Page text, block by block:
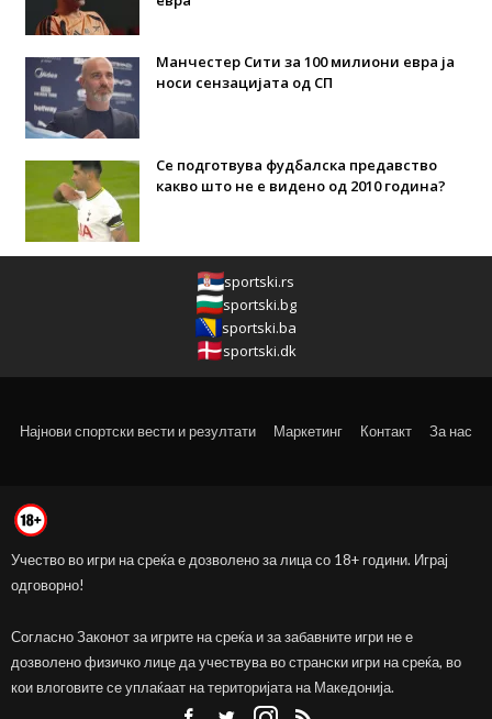
Манчестер Сити за 100 милиони евра ја
носи сензацијата од СП
Се подготвува фудбалска предавство
какво што не е видено од 2010 година?
sportski.rs
sportski.bg
sportski.ba
sportski.dk
Најнови спортски вести и резултати Маркетинг Контакт За нас
Учество во игри на среќа е дозволено за лица со 18+ години. Играј
одговорно!
Согласно Законот за игрите на среќа и за забавните игри не е
дозволено физичко лице да учествува во странски игри на среќа, во
кои влоговите се уплаќаат на територијата на Македонија.